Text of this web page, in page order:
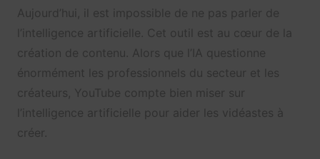
Aujourd’hui, il est impossible de ne pas parler de
l’intelligence artificielle. Cet outil est au cœur de la
création de contenu. Alors que l’IA questionne
énormément les professionnels du secteur et les
créateurs, YouTube compte bien miser sur
l’intelligence artificielle pour aider les vidéastes à
créer.